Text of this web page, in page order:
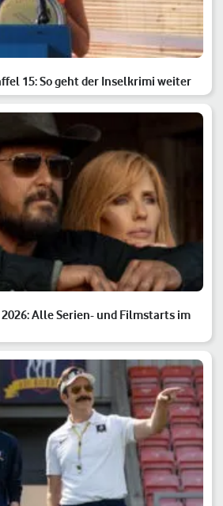
15: So geht der Inselkrimi weiter
Alle Serien- und Filmstarts im